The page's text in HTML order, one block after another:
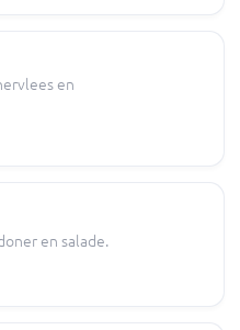
en
en salade.